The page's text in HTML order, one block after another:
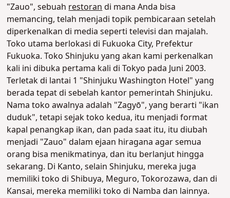
"Zauo", sebuahrestorandi mana Anda bisa
memancing, telah menjadi topik pembicaraan setelah
diperkenalkan di media seperti televisi dan majalah.
Toko utama berlokasi di Fukuoka City, Prefektur
Fukuoka. Toko Shinjuku yang akan kami perkenalkan
kali ini dibuka pertama kali di Tokyo pada Juni 2003.
Terletak di lantai 1 "Shinjuku Washington Hotel" yang
berada tepat di sebelah kantor pemerintah Shinjuku.
Nama toko awalnya adalah "Zagyō", yang berarti "ikan
duduk", tetapi sejak toko kedua, itu menjadi format
kapal penangkap ikan, dan pada saat itu, itu diubah
menjadi "Zauo" dalam ejaan hiragana agar semua
orang bisa menikmatinya, dan itu berlanjut hingga
sekarang. Di Kanto, selain Shinjuku, mereka juga
memiliki toko di Shibuya, Meguro, Tokorozawa, dan di
Kansai, mereka memiliki toko di Namba dan lainnya.